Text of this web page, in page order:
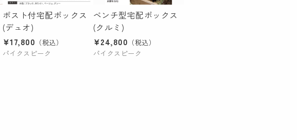
ポスト付宅配ボックス
(デュオ)
¥17,800 （税込）
パイクスピーク
ベンチ型宅配ボックス
(クルミ)
¥24,800 （税込）
パイクスピーク